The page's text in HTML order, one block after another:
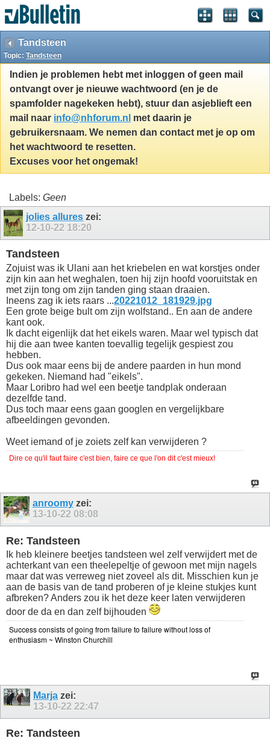
Tandsteen
Topic: Tandsteen
Indien je problemen hebt met inloggen of geen mail
ontvangt over je nieuwe wachtwoord (en je de
spamfolder nagekeken hebt), stuur dan asjeblieft een
mail naar info@nhforum.nl met daarin je
gebruikersnaam. We nemen dan contact met je op om
het wachtwoord te resetten.
Excuses voor het ongemak!
Labels: Geen
jolies allures zei:
12-10-22 18:20
Tandsteen
Zojuist was ik Ulani aan het kriebelen en wat korstjes onder
zijn kin aan het weghalen, toen hij zijn hoofd vooruitstak en
met zijn tong om zijn tanden ging staan draaien.
Ineens zag ik iets raars ...20221012_181929.jpg
Een grote beige bult om zijn wolfstand.. En aan de andere
kant ook.
Ik dacht eigenlijk dat het eikels waren. Maar wel typisch dat
hij die aan twee kanten toevallig tegelijk gespiest zou
hebben.
Dus ook maar eens bij de andere paarden in hun mond
gekeken. Niemand had "eikels".
Maar Loribro had wel een beetje tandplak onderaan
dezelfde tand.
Dus toch maar eens gaan googlen en vergelijkbare
afbeeldingen gevonden.
Weet iemand of je zoiets zelf kan verwijderen ?
Dire ce qu'il faut faire c'est bien, faire ce que l'on dit c'est mieux!
anroomyzei:
13-10-22 08:08
Re: Tandsteen
Ik heb kleinere beetjes tandsteen wel zelf verwijdert met de
achterkant van een theelepeltje of gewoon met mijn nagels
maar dat was verreweg niet zoveel als dit. Misschien kun je
aan de basis van de tand proberen of je kleine stukjes kunt
afbreken? Anders zou ik het deze keer laten verwijderen
door de da en dan zelf bijhouden
Success consists of going from failure to failure without loss of
enthusiasm ~ Winston Churchill
Marja zei:
13-10-22 22:47
Re: Tandsteen